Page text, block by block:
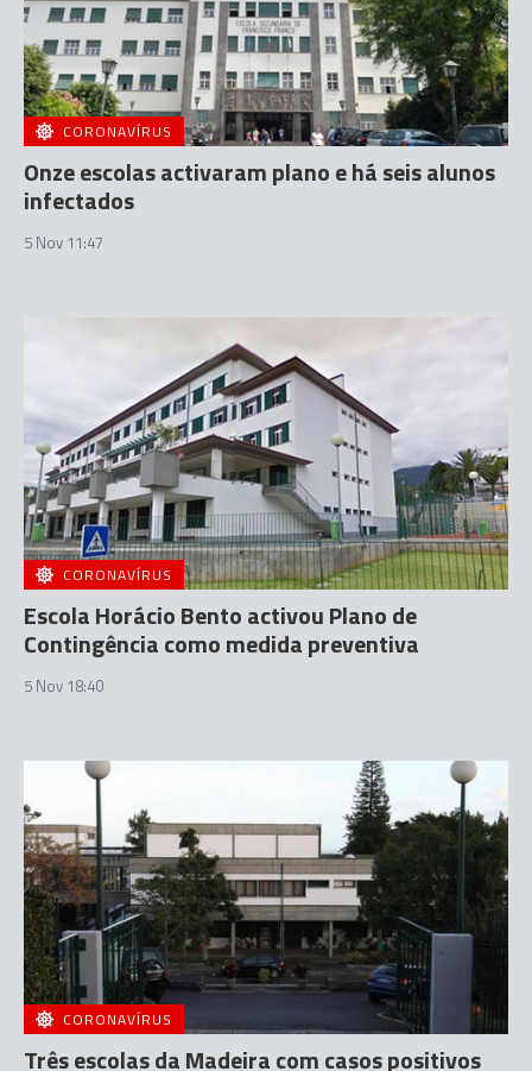
CORONAVÍRUS
Onze escolas activaram plano e há seis alunos
infectados
5 Nov 11:47
CORONAVÍRUS
Escola Horácio Bento activou Plano de
Contingência como medida preventiva
5 Nov 18:40
CORONAVÍRUS
Três escolas da Madeira com casos positivos